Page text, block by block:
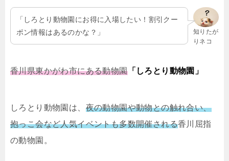
知りたが
りネコ
「しろとり動物園にお得に入場したい！割引クー
ポン情報はあるのかな？」
香川県東かがわ市にある動物園「しろとり動物園」
しろとり動物園は、 夜の動物園や動物との触れ合い、
抱っこ会など人気イベントも多数開催される香川屈指
の動物園。